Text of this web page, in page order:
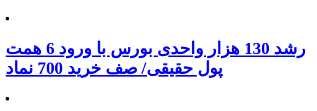
رشد 130 هزار واحدی بورس با ورود 6 همت
پول حقیقی/ صف خرید 700 نماد